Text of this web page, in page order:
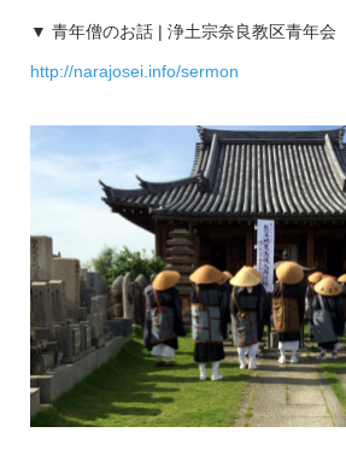
▼ 青年僧のお話 | 浄土宗奈良教区青年会
http://narajosei.info/sermon